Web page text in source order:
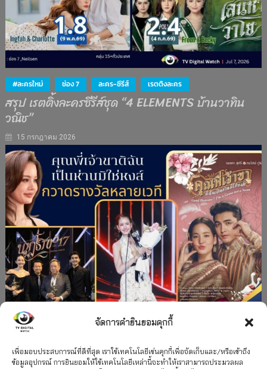
จัดการคำยินยอมคุกกี้
เพื่อมอบประสบการณ์ที่ดีที่สุด เราใช้เทคโนโลยีเช่นคุกกี้เพื่อจัดเก็บและ/หรือเข้าถึง
ข้อมูลอุปกรณ์ การยินยอมให้ใช้เทคโนโลยีเหล่านี้จะทำให้เราสามารถประมวลผล
#ละครใหม่ ช่อง 7 ละคร-ซีรีส์ เรตติงละคร
สรุป เรตติ้งละครซีรีส์ชุด “4 ELEMENTS บ้านวาทิน
วณิช”
15 กรกฎาคม 2026
”คุณพี่เจ้าขาดิฉันเป็นห่านมิใช่หงส์” กวาดรางวัล